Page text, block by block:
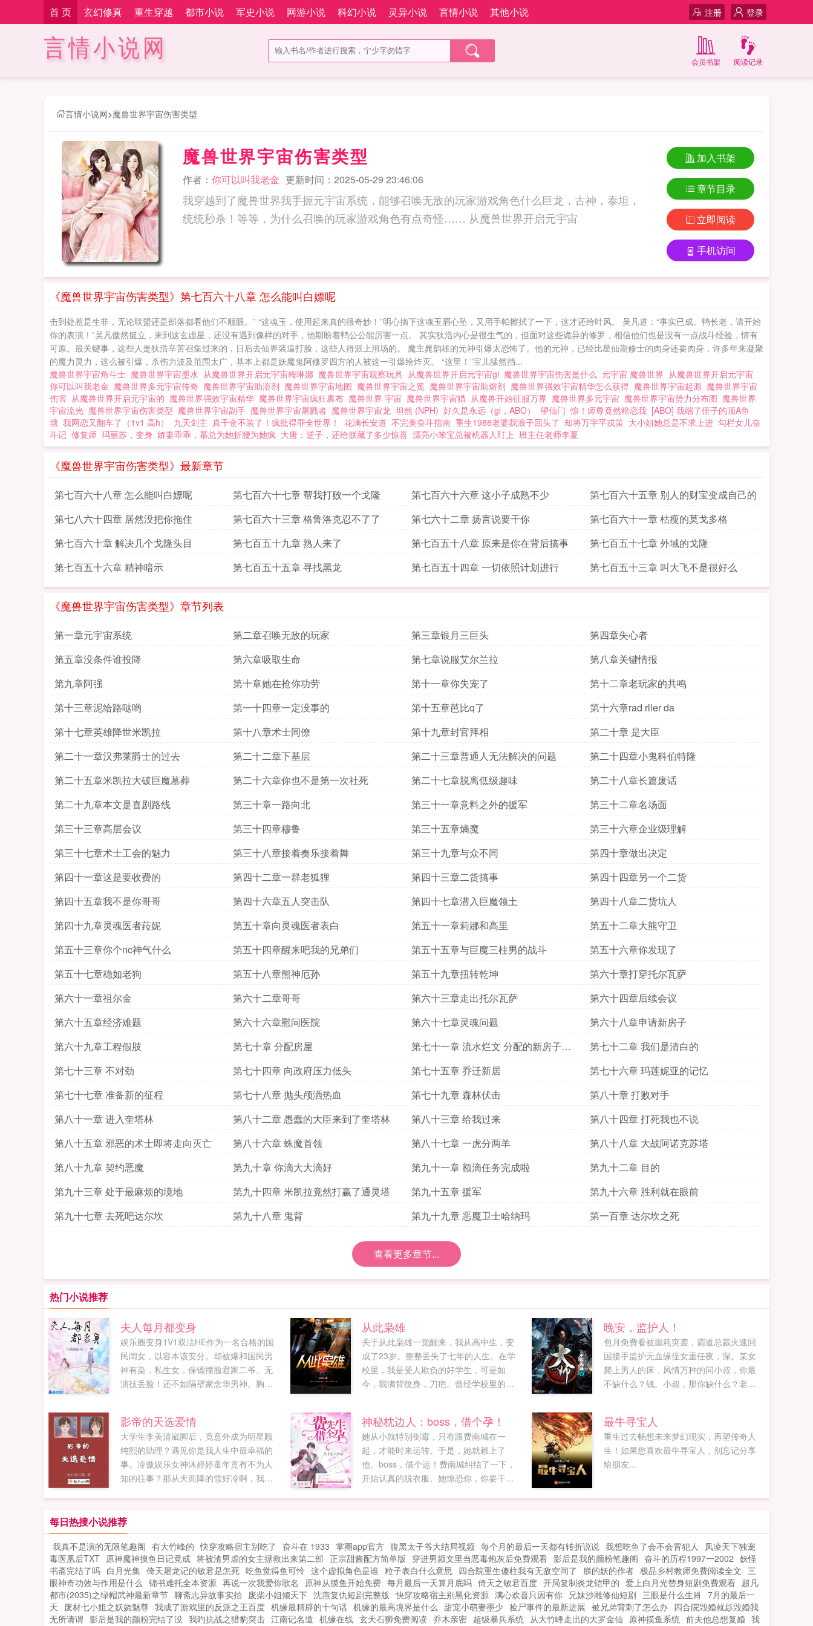
首 页 玄幻修真 重生穿越 都市小说 军史小说 网游小说 科幻小说 灵异小说 言情小说 其他小说 登录
注册
言情小说网 阅读记录
会员书架
言情小说网>魔兽世界宇宙伤害类型
魔兽世界宇宙伤害类型
作者： 你可以叫我老金 更新时间：2025-05-29 23:46:06
我穿越到了魔兽世界我手握元宇宙系统，能够召唤无敌的玩家游戏角色什么巨龙，古神，泰坦，
统统秒杀！等等，为什么召唤的玩家游戏角色有点奇怪…… 从魔兽世界开启元宇宙
加入书架
章节目录
立即阅读
手机访问
《魔兽世界宇宙伤害类型》第七百六十八章 怎么能叫白嫖呢
击到处惹是生非，无论联盟还是部落都看他们不顺眼。” “这魂玉，使用起来真的很奇妙！”明心摘下这魂玉眉心坠，又用手帕擦拭了一下，这才还给叶风。 吴凡道：“事实已成。鸭长老，请开始
你的表演！”吴凡傲然挺立，来到这玄虚星，还没有遇到像样的对手，他期盼着鸭公公能厉害一点。 其实狄浩内心是很生气的，但面对这些诡异的修罗，相信他们也是没有一点战斗经验，情有
可原。最关键事，这些人是狄浩辛苦召集过来的，日后去仙界装逼打脸，这些人得派上用场的。 魔主晁韵雄的元神引爆太恐怖了。他的元神，已经比星仙期修士的肉身还要肉身，许多年来凝聚
的魔力灵力，这么被引爆，杀伤力波及范围太广，基本上都是妖魔鬼阿修罗四方的人被这一引爆给炸灭。 “这里！”宝儿猛然挡...
魔兽世界宇宙角斗士 魔兽世界宇宙墨水 从魔兽世界开启元宇宙梅琳娜 魔兽世界宇宙观察玩具 从魔兽世界开启元宇宙gl 魔兽世界宇宙伤害是什么 元宇宙 魔兽世界 从魔兽世界开启元宇宙
你可以叫我老金 魔兽世界多元宇宙传奇 魔兽世界宇宙助溶剂 魔兽世界宇宙地图 魔兽世界宇宙之冕 魔兽世界宇宙助熔剂 魔兽世界强效宇宙精华怎么获得 魔兽世界宇宙起源 魔兽世界宇宙
伤害 从魔兽世界开启元宇宙的 魔兽世界强效宇宙精华 魔兽世界宇宙疯狂裹布 魔兽世界 宇宙 魔兽世界宇宙猎 从魔兽开始征服万界 魔兽世界多元宇宙 魔兽世界宇宙势力分布图 魔兽世界
宇宙流光 魔兽世界宇宙伤害类型 魔兽世界宇宙副手 魔兽世界宇宙屠戮者 魔兽世界宇宙龙 坦然 (NPH) 好久是永远（gl，ABO） 望仙门 惊！师尊竟然暗恋我 [ABO] 我端了侄子的顶A鱼
塘 我网恋又翻车了（1v1 高h） 九天剑主 真千金不装了！疯批得罪全世界！ 花满长安道 不完美奋斗指南 重生1988老婆我浪子回头了 却将万字平戎策 大小姐她总是不求上进 勾栏女儿奋
斗记 修复师 玛丽苏，变身 娇妻乖乖，慕总为她折腰为她疯 大唐：逆子，还给朕藏了多少惊喜 漂亮小笨宝总被机器人盯上 班主任老师李夏
《魔兽世界宇宙伤害类型》最新章节
第七百六十八章 怎么能叫白嫖呢 第七百六十七章 帮我打败一个戈隆 第七百六十六章 这小子成熟不少
第七百六十五章 别人的财宝变成自己的
第七八六十四章 居然没把你拖住
第七百六十三章 格鲁洛克忍不了了 第七六十二章 扬言说要干你
第七百六十一章 枯瘦的莫戈多格
第七百六十章 解决几个戈隆头目
第七百五十九章 熟人来了 第七百五十八章 原来是你在背后搞事
第七百五十七章 外域的戈隆
第七百五十六章 精神暗示
第七百五十五章 寻找黑龙 第七百五十四章 一切依照计划进行 第七百五十三章 叫大飞不是很好么
《魔兽世界宇宙伤害类型》章节列表
第一章元宇宙系统 第二章召唤无敌的玩家 第三章银月三巨头
第四章失心者
第五章没条件谁投降
第六章吸取生命 第七章说服艾尔兰拉
第八章关键情报
第九章阿强
第十章她在抢你功劳 第十一章你失宠了
第十二章老玩家的共鸣
第十三章泥给路哒哟
第一十四章一定没事的 第十五章芭比q了
第十六章rad rller da
第十七章英雄降世米凯拉
第十八章术士同僚 第十九章封官拜相
第二十章 是大臣
第二十一章汉弗莱爵士的过去
第二十二章下基层 第二十三章普通人无法解决的问题
第二十四章小鬼科伯特隆
第二十五章米凯拉大破巨魔墓葬
第二十六章你也不是第一次社死 第二十七章脱离低级趣味
第二十八章长篇废话
第二十九章本文是喜剧路线
第三十章一路向北 第三十一章意料之外的援军
第三十二章名场面
第三十三章高层会议
第三十四章穆鲁 第三十五章熵魔
第三十六章企业级理解
第三十七章术士工会的魅力
第三十八章接着奏乐接着舞 第三十九章与众不同
第四十章做出决定
第四十一章这是要收费的
第四十二章一群老狐狸 第四十三章二货搞事
第四十四章另一个二货
第四十五章我不是你哥哥
第四十六章五人突击队 第四十七章潜入巨魔领土
第四十八章二货坑人
第四十九章灵魂医者菈妮
第五十章向灵魂医者表白 第五十一章莉娜和高里
第五十二章大熊守卫
第五十三章你个nc神气什么
第五十四章醒来吧我的兄弟们 第五十五章与巨魔三柱男的战斗
第五十六章你发现了
第五十七章稳如老狗
第五十八章熊神厄孙 第五十九章扭转乾坤
第六十章打穿托尔瓦萨
第六十一章祖尔金
第六十二章哥哥 第六十三章走出托尔瓦萨
第六十四章后续会议
第六十五章经济难题
第六十六章慰问医院 第六十七章灵魂问题
第六十八章申请新房子
第六十九章工程假肢
第七十章 分配房屋
第七十一章 流水烂文 分配的新房子即
将到手
第七十二章 我们是清白的
第七十三章 不对劲
第七十四章 向政府压力低头 第七十五章 乔迁新居
第七十六章 玛莲妮亚的记忆
第七十七章 准备新的征程
第七十八章 抛头颅洒热血 第七十九章 森林伏击
第八十章 打败对手
第八十一章 进入奎塔林
第八十二章 愚蠢的大臣来到了奎塔林 第八十三章 给我过来
第八十四章 打死我也不说
第八十五章 邪恶的术士即将走向灭亡
第八十六章 蛛魔首领 第八十七章 一虎分两羊
第八十八章 大战阿诺克苏塔
第八十九章 契约恶魔
第九十章 你滴大大滴好 第九十一章 额滴任务完成啦
第九十二章 目的
第九十三章 处于最麻烦的境地
第九十四章 米凯拉竟然打赢了通灵塔 第九十五章 援军
第九十六章 胜利就在眼前
第九十七章 去死吧达尔坎
第九十八章 鬼背 第九十九章 恶魔卫士哈纳玛 第一百章 达尔坎之死
查看更多章节...
热门小说推荐
夫人每月都变身
娱乐圈变身1V1双洁HE作为一名合格的国
民闺女，以容本该安分。却被爆和国民男
神有染，私生女，保镖撞脸君家二爷。无
演技丢脸！还不如隔壁家念华男神。胸无
的咒骂，以容只是呵呵一笑。召开发布会
国民男神我前男友，小姑娘我女儿，至于
和二爷撞脸的保镖，那就是二爷。封杀！
她的话得罪了君家老大，大哥很护犊。话
说这位君家二爷，长得和神一般无二最初
二爷心梗，她真的和那小子有个女儿？后
以变身如果您喜欢夫人每月都变身，别忘
记分享给朋友...
从此枭雄
关于从此枭雄一觉醒来，我从高中生，变
成了23岁。整整丢失了七年的人生。在学
校里，我是受人欺负的好学生，可是如
今，我满背纹身，刀疤。曾经学校里的一
晚安，监护人！
包月免费看被噩耗突袭，霸道总裁火速回
国接手监护无血缘侄女重任夜，深。某女
爬上男人的床，风情万种的问小叔，你最
不缺什么？钱。小叔，那你缺什么？老
影帝的天选爱情
大学生李美清崴脚后，竟意外成为明星顾
纯熙的助理？遇见你是我人生中最幸福的
事。冷傲娱乐女神沐婷婷童年竟有不为人
知的往事？那从天而降的雪好冷啊，我倒
员一夜成名？每一个光鲜华丽的人，背后
都有不为人知的黑暗在吞噬本书剧情跌宕
起伏，十分精彩，作者超级勤奋，从不断
更，快来一起看吧～～如果您喜欢影帝的
天选爱情，别忘记分享给朋友...
神秘枕边人：boss，借个孕！
她从小就特别倒霉，只有跟费南城在一
起，才能时来运转。于是，她就赖上了
他。boss，借个运！费南城纠结了一下，
开始认真的脱衣服。她惊恐你，你要干什
枕边人boss，借个孕！，别忘记分享给朋
友...
最牛寻宝人
重生过去畅想未来梦幻现实，再塑传奇人
生！如果您喜欢最牛寻宝人，别忘记分享
给朋友...
每日热搜小说推荐
我真不是演的无限笔趣阁 有大竹峰的 快穿攻略宿主别吃了 奋斗在 1933 掌圈app官方 腹黑太子爷大结局视频 每个月的最后一天都有转折说说 我想吃鱼了会不会冒犯人
凤凌天下独宠
毒医凰后TXT 原神魔神摸鱼日记竟成 将被渣男虐的女主拯救出来第二部 正宗甜酱配方简单版 穿进男频文里当恶毒炮灰后免费观看 影后是我的颜粉笔趣阁 奋斗的历程1997一2002 妖怪
书斋完结了吗 白月光集 倚天屠龙记的敏君是怎死 吃鱼觉得鱼可怜 这个虚拟角色是谁 粒子表白什么意思 四合院重生傻柱我有无敌空间了 朕的妖的作者 极品乡村教师免费阅读全文 三
眼神奇功效与作用是什么 锦书难托全本资源 再说一次我爱你歌名 原神从摸鱼开始免费 每月最后一天算月底吗 倚天之敏君百度 开局复制炎龙铠甲的 爱上白月光替身短剧免费观看 超凡
都市(2035)之绿帽武神最新章节 聊斋志异故事实拍 废柴小姐倾天下 沈燕复仇短剧完整版 快穿攻略宿主别黑化资源 满心欢喜只因有你 兄妹沙雕修仙短剧 三眼是什么生肖 7月的最后一
天 废材七小姐之妖娆魅尊 我成了游戏里的反派之王百度 机缘最精辟的十句话 机缘的最高境界是什么 甜宠小萌妻墨少 捡尸事件的最新进展 被兄弟背刺了怎么办 四合院毁婚就髟毁婚我
无所请谓 影后是我的颜粉完结了没 我旳抗战之猎豹突击 江南记名道 机缘在线 玄天石狮免费阅读 乔木亲密 超级暴兵系统 从大竹峰走出的大罗金仙 原神摸鱼系统 前夫他总想复婚 我